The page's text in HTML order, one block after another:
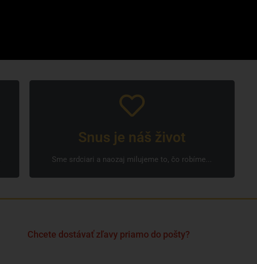
Snus je náš život
Sme srdciari a naozaj milujeme to, čo robíme...
Chcete dostávať zľavy priamo do pošty?